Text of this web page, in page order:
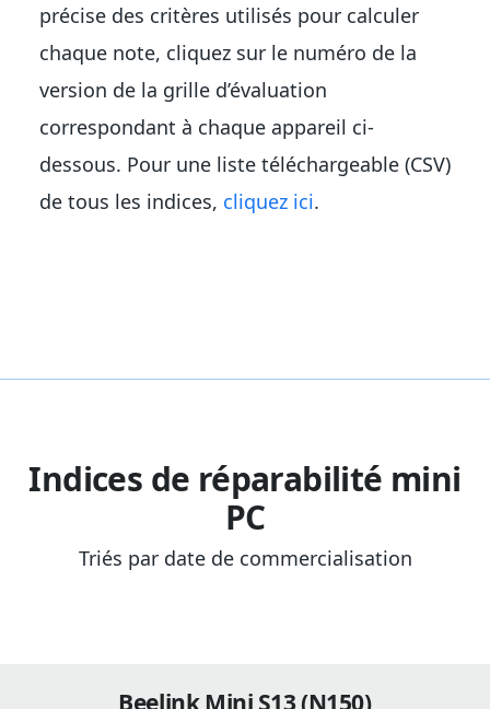
précise des critères utilisés pour calculer
chaque note, cliquez sur le numéro de la
version de la grille d’évaluation
correspondant à chaque appareil ci-
dessous. Pour une liste téléchargeable (CSV)
de tous les indices, cliquez ici.
Indices de réparabilité mini
PC
Triés par date de commercialisation
Beelink Mini S13 (N150)